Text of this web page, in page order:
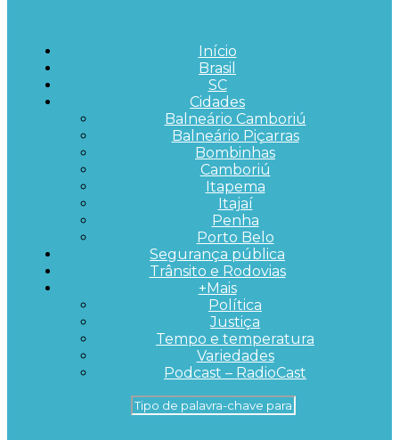
Início
Brasil
SC
Cidades
Balneário Camboriú
Balneário Piçarras
Bombinhas
Camboriú
Itapema
Itajaí
Penha
Porto Belo
Segurança pública
Trânsito e Rodovias
+Mais
Política
Justiça
Tempo e temperatura
Variedades
Podcast – RadioCast